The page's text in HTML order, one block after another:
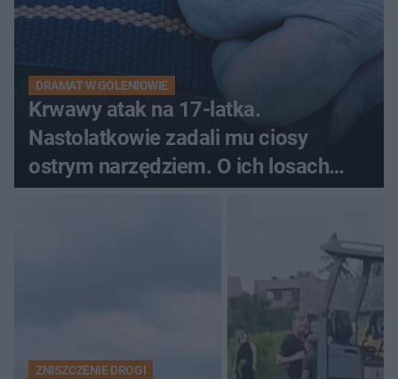
DRAMAT W GOLENIOWIE
Krwawy atak na 17-latka.
Nastolatkowie zadali mu ciosy
ostrym narzędziem. O ich losach
zdecyduje sąd rodzinny
ZNISZCZENIE DROGI